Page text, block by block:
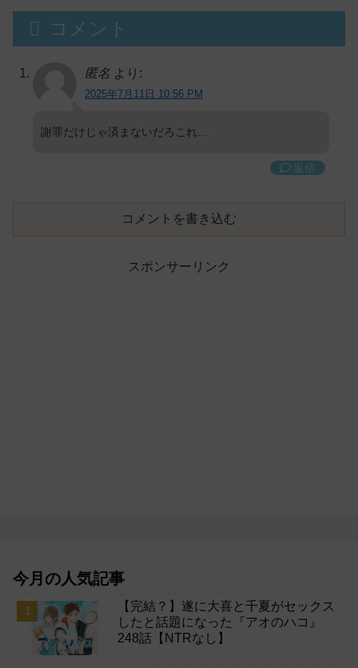
コメント
匿名 より:
2025年7月11日 10:56 PM
謝罪だけじゃ済まないだろこれ…
返信
コメントを書き込む
スポンサーリンク
今月の人気記事
【完結？】遂に大喜と千夏がセックス
したと話題になった『アオのハコ』
248話【NTRなし】